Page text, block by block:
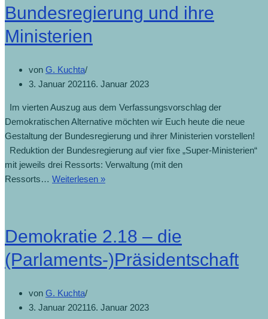
Bundesregierung und ihre
Ministerien
von G. Kuchta
3. Januar 202116. Januar 2023
Im vierten Auszug aus dem Verfassungsvorschlag der
Demokratischen Alternative möchten wir Euch heute die neue
Gestaltung der Bundesregierung und ihrer Ministerien vorstellen!
Reduktion der Bundesregierung auf vier fixe „Super-Ministerien“
mit jeweils drei Ressorts: Verwaltung (mit den
Ressorts… Weiterlesen »
Demokratie 2.18 – die
(Parlaments-)Präsidentschaft
von G. Kuchta
3. Januar 202116. Januar 2023